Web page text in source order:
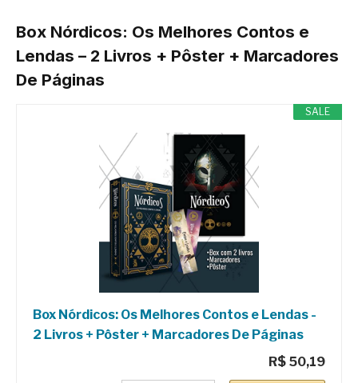
Box Nórdicos: Os Melhores Contos e
Lendas – 2 Livros + Pôster + Marcadores
De Páginas
SALE
Box Nórdicos: Os Melhores Contos e Lendas -
2 Livros + Pôster + Marcadores De Páginas
R$ 50,19